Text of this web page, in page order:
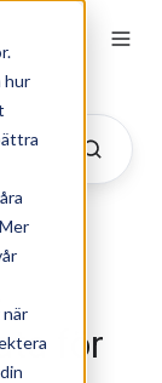
hur
för